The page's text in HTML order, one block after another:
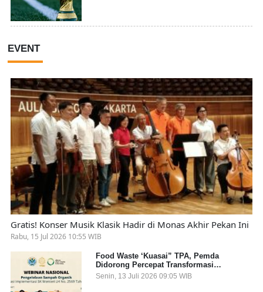
EVENT
Gratis! Konser Musik Klasik Hadir di Monas Akhir Pekan Ini
Rabu, 15 Jul 2026 10:55 WIB
Food Waste ‘Kuasai” TPA, Pemda
Didorong Percepat Transformasi
Pengelolaan Sampah Organik dari Sumber
Senin, 13 Juli 2026 09:05 WIB